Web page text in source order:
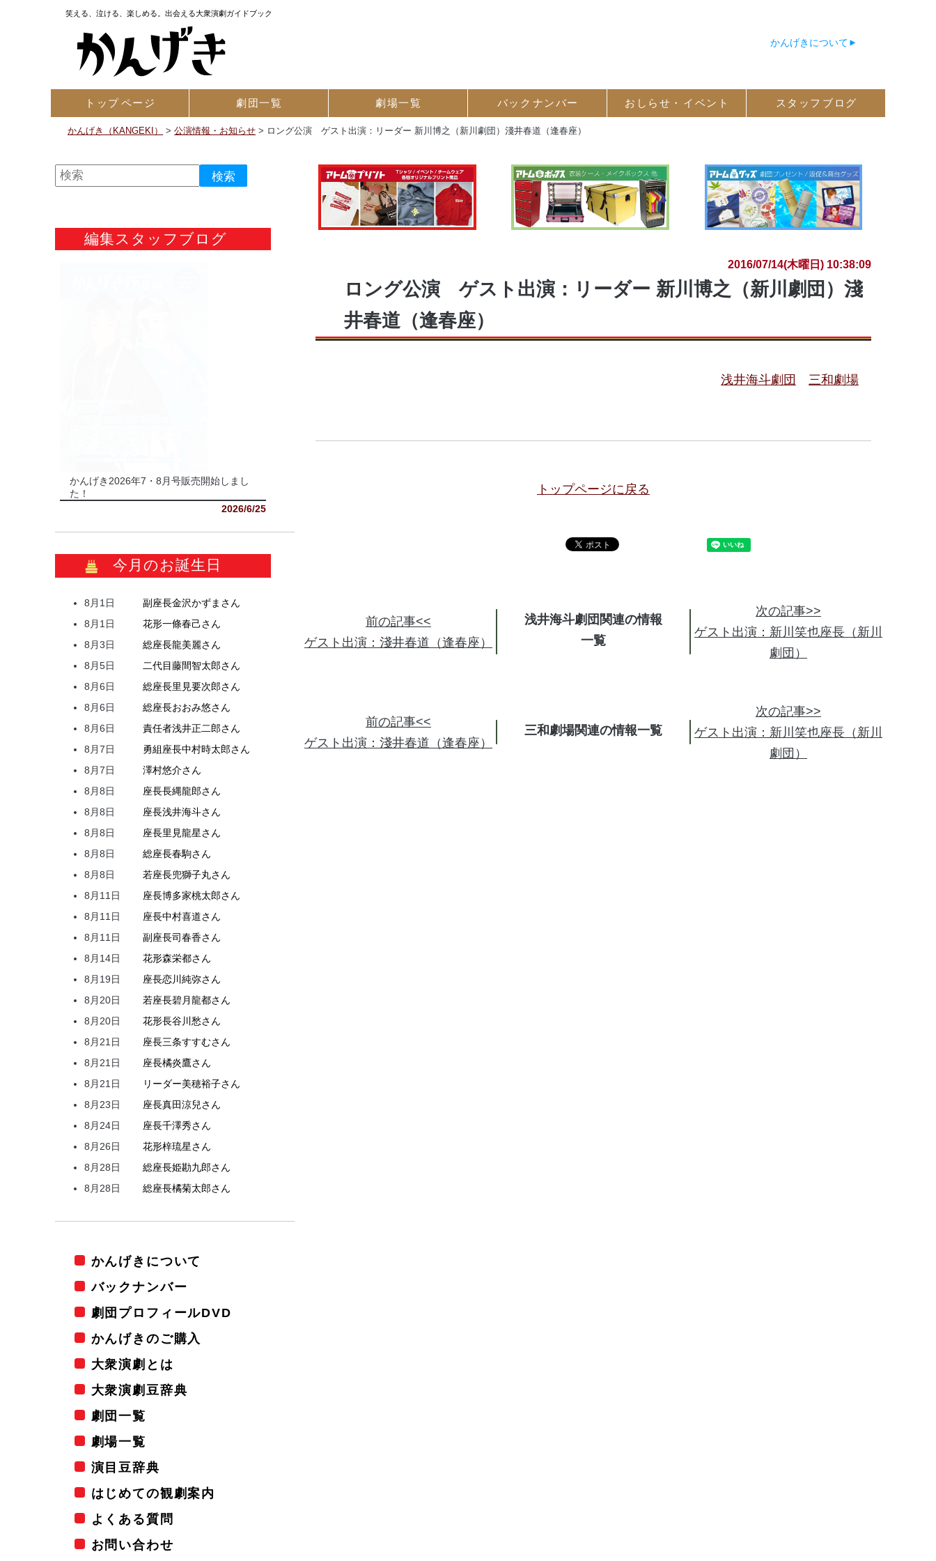
笑える、泣ける、楽しめる。出会える大衆演劇ガイドブック
かんげきについて
トップページ 劇団一覧 劇場一覧 バック ナンバー おしらせ・ イベント スタッフ ブログ
かんげき（KANGEKI） >公演情報・お知らせ > ロング公演 ゲスト出演：リーダー 新川博之（新川劇団）淺井春道（逢春座）
2016/07/14(木曜日) 10:38:09
ロング公演 ゲスト出演：リーダー 新川博之（新川劇団）淺
井春道（逢春座）
浅井海斗劇団 三和劇場
トップページに戻る
前の記事<<
ゲスト出演：淺井春道（逢春座）
浅井海斗劇団関連の情報
次の記事>>
ゲスト出演：新川笑也座長（新川
劇団）
前の記事<<
ゲスト出演：淺井春道（逢春座）
三和劇場関連の情報
次の記事>>
ゲスト出演：新川笑也座長（新川
劇団）
編集スタッフブログ
かんげき2026年7・8月号販売開始しまし
た！
2026/6/25
今月のお誕生日
8月1日 副座長金沢かずま さん
8月1日
花形一條春己さん
8月3日
総座長龍美麗さん
8月5日
二代目藤間智太郎さん
8月6日
総座長里見要次郎さん
8月6日
総座長おおみ悠さん
8月6日
責任者浅井正二郎さん
8月7日
勇組座長中村時太郎さん
8月7日
澤村悠介さん
8月8日
座長長縄龍郎さん
8月8日
座長浅井海斗さん
8月8日
座長里見龍星さん
8月8日
総座長春駒さん
8月8日
若座長兜獅子丸さん
8月11日
座長博多家桃太郎さん
8月11日
座長中村喜道さん
8月11日
副座長司春香さん
8月14日
花形森栄都さん
8月19日
座長恋川 純弥さん
8月20日
若座長碧月龍都さん
8月20日
花形長谷川 愁さん
8月21日
座長三条すすむさん
8月21日
座長橘炎鷹さん
8月21日
リーダー美穂裕子さん
8月23日
座長真田涼兒さん
8月24日
座長千澤秀さん
8月26日
花形梓琉星さん
8月28日
総座長姫勘九郎さん
8月28日
総座長橘菊太郎さん
かんげきについて
バックナンバー
劇団プロフィールDVD
かんげきのご購入
大衆演劇とは
大衆演劇豆辞典
劇団一覧
劇場一覧
演目豆辞典
はじめての観劇案内
よくある質問
お問い合わせ